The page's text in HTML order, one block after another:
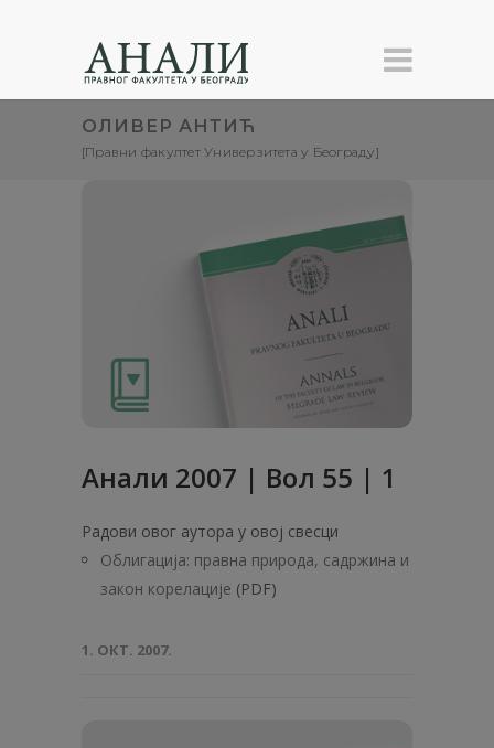
ОЛИВЕР АНТИЋ
[Правни факултет Универзитета у Београду]
Анали 2007 | Вол 55 | 1
Радови овог аутора у овој свесци
Облигација: правна природа, садржина и
закон корелације (PDF)
1. ОКТ. 2007.